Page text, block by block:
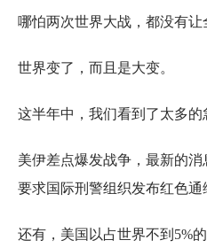
哪怕两次世界大战，都没有让
世界变了，而且是大变。
这半年中，我们看到了太多的
美伊差点爆发战争，最新的
要求国际刑警组织发布红色通
还有，美国以占世界不到5%